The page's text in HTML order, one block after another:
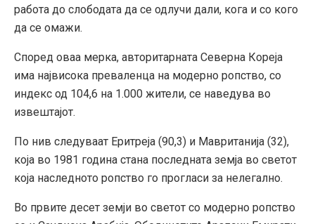
работа до слободата да се одлучи дали, кога и со кого
да се омажи.
Според оваа мерка, авторитарната Северна Кореја
има највисока преваленца на модерно ропство, со
индекс од 104,6 на 1.000 жители, се наведува во
извештајот.
По нив следуваат Еритреја (90,3) и Мавританија (32),
која во 1981 година стана последната земја во светот
која наследното ропство го прогласи за нелегално.
Во првите десет земји во светот со модерно ропство